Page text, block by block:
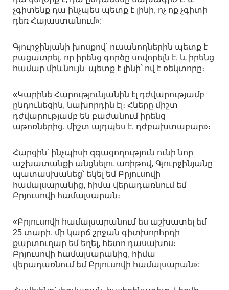
չգիտենք դա ինչպես պետք է լինի, ոչ ոք չգիտի
դեռ Հայաստանում»:
Գյուրջինյանի խոսքով՝ ուսանողներին պետք է
բացատրել, որ իրենց գործը սովորելն է, և իրենց
համար միևնույն պետք է լինի՝ ով է ռեկտորը։
«Կարինե Հարությունյանին էլ դժվարությամբ
ընդունեցին, նախորդին էլ։ Հները միշտ
դժվարությամբ են բաժանում իրենց
աթոռներից, միշտ այդպես է, դժբախտաբար»։
Հարցին՝ ինչպիսի զգացողություն ունի նոր
աշխատանքի անցնելու առիթով, Գյուրջինյանը
պատասխանեց՝ եկել եմ Բրյուսովի
համալսարանից, հիմա վերադառնում եմ
Բրյուսովի համալսարան։
«Բրյուսովի համալսարանում ես աշխատել եմ
25 տարի, մի կարճ շրջան գիտխորհրդի
քարտուղար եմ եղել, հետո դասախոս։
Բրյուսովի համալսարանից, հիմա
վերադառնում եմ Բրյուսովի համալսարան»: